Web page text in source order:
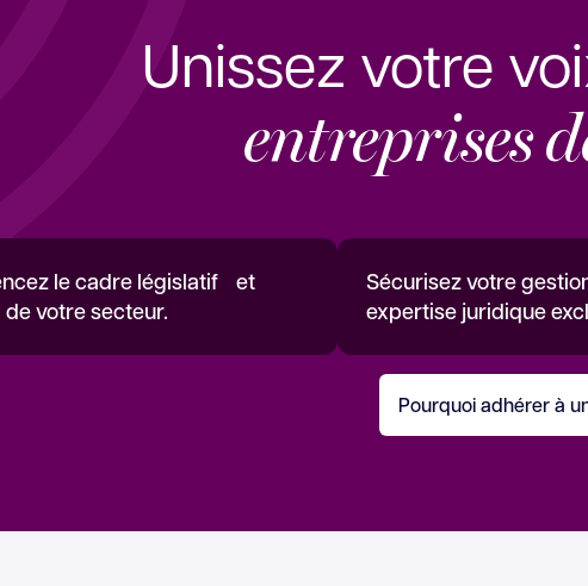
Unissez votre
entreprises
le cadre législatif et
votre secteur.
Sécurisez votre
expertise juridique
Pourquoi adhérer à